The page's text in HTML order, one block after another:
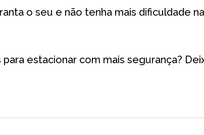
o seu e não tenha mais dificuldade
para estacionar com mais segurança?